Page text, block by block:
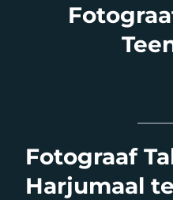
Fotograaf
Harjumaal